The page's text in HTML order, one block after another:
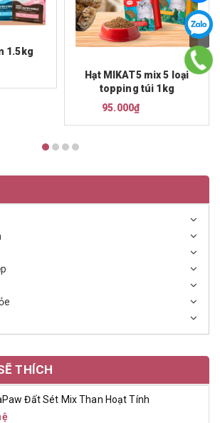
1.5kg
Hạt MIKAT5 mix 5 loại
topping túi 1kg
95.000₫
THÍCH
Đất Sét Mix Than Hoạt Tính